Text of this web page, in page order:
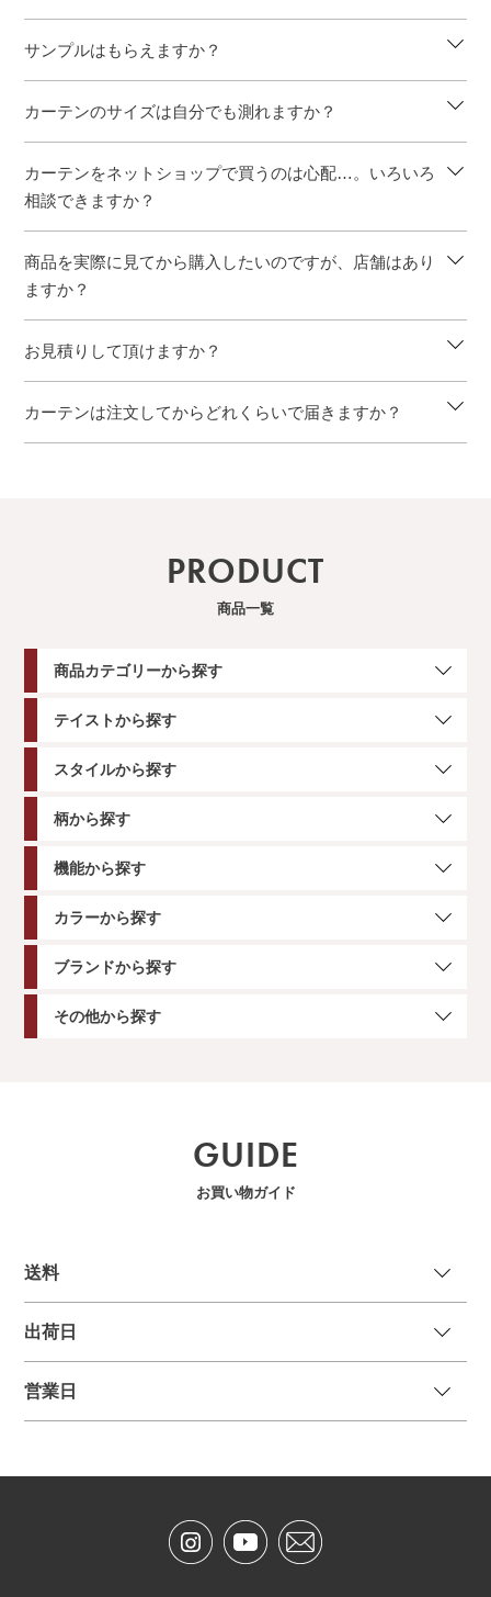
サンプルはもらえますか？
カーテンのサイズは自分でも測れますか？
カーテンをネットショップで買うのは心配…。いろいろ
相談できますか？
商品を実際に見てから購入したいのですが、店舗はあり
ますか？
お見積りして頂けますか？
カーテンは注文してからどれくらいで届きますか？
PRODUCT
商品一覧
商品カテゴリーから探す
テイストから探す
スタイルから探す
柄から探す
機能から探す
カラーから探す
ブランドから探す
その他から探す
GUIDE
お買い物ガイド
送料
出荷日
営業日